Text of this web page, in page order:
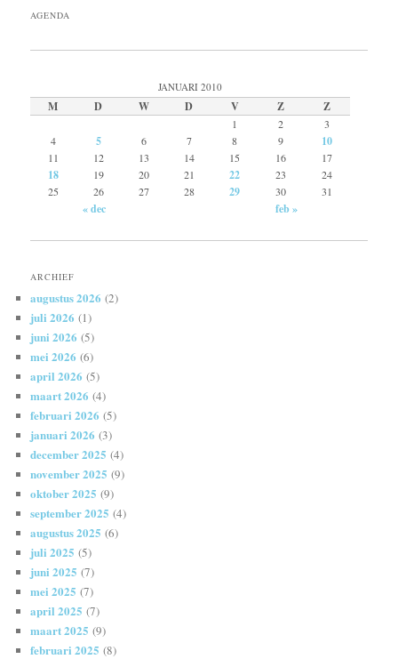
AGENDA
JANUARI 2010
M D W D V Z Z
1 2
3
4
5 6 7 8 9 10
11 12 13 14 15 16 17
18 19 20 21 22 23
24
25
26 27 28 29 30 31
« dec feb »
ARCHIEF
augustus 2026 (2)
juli 2026 (1)
juni 2026 (5)
mei 2026 (6)
april 2026 (5)
maart 2026 (4)
februari 2026 (5)
januari 2026 (3)
december 2025 (4)
november 2025 (9)
oktober 2025 (9)
september 2025 (4)
augustus 2025 (6)
juli 2025 (5)
juni 2025 (7)
mei 2025 (7)
april 2025 (7)
maart 2025 (9)
februari 2025 (8)